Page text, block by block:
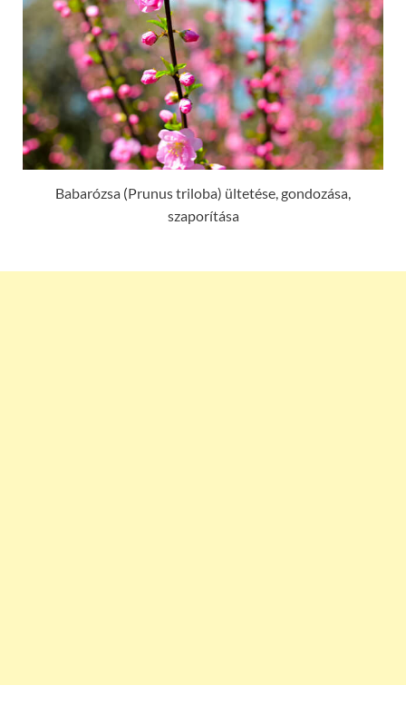
Babarózsa (Prunus triloba) ültetése, gondozása,
szaporítása